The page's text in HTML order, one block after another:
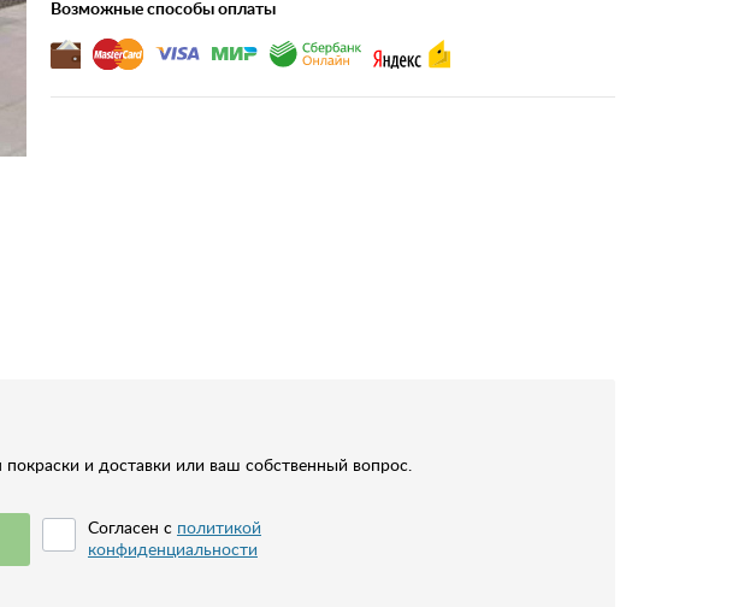
Возможные способы оплаты
и доставки или ваш собственный вопрос.
Согласен с политикой
конфиденциальности